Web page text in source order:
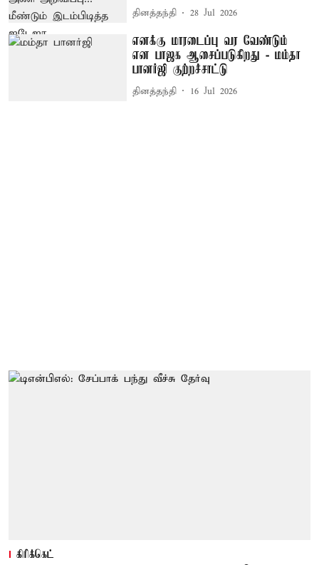
தினத்தந்தி 28 Jul 2026
எனக்கு மாரடைப்பு வர வேண்டும்
என பாஜக ஆசைப்படுகிறது - மம்தா
பானர்ஜி குற்றச்சாட்டு
தினத்தந்தி 16 Jul 2026
கிரிக்கெட்